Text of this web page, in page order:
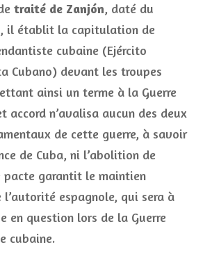
traité de Zanjón, daté du
il établit la capitulation de
cubaine (Ejército
Cubano) devant les troupes
ainsi un terme à la Guerre
accord n’avalisa aucun des deux
de cette guerre, à savoir
de Cuba, ni l’abolition de
pacte garantit le maintien
l’autorité espagnole, qui sera à
en question lors de la Guerre
cubaine.